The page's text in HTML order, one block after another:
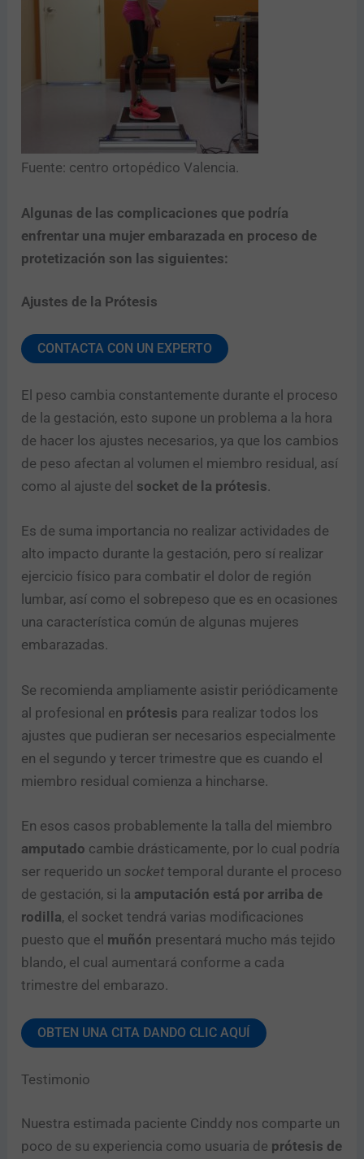
Fuente: centro ortopédico Valencia.
Algunas de las complicaciones que podría
enfrentar una mujer embarazada en proceso de
protetización son las siguientes:
Ajustes de la Prótesis
CONTACTA CON UN EXPERTO
El peso cambia constantemente durante el proceso
de la gestación, esto supone un problema a la hora
de hacer los ajustes necesarios, ya que los cambios
de peso afectan al volumen el miembro residual, así
como al ajuste del socket de la prótesis.
Es de suma importancia no realizar actividades de
alto impacto durante la gestación, pero sí realizar
ejercicio físico para combatir el dolor de región
lumbar, así como el sobrepeso que es en ocasiones
una característica común de algunas mujeres
embarazadas.
Se recomienda ampliamente asistir periódicamente
al profesional en prótesis para realizar todos los
ajustes que pudieran ser necesarios especialmente
en el segundo y tercer trimestre que es cuando el
miembro residual comienza a hincharse.
En esos casos probablemente la talla del miembro
amputado cambie drásticamente, por lo cual podría
ser requerido un socket temporal durante el proceso
de gestación, si la amputación está por arriba de
rodilla, el socket tendrá varias modificaciones
puesto que el muñón presentará mucho más tejido
blando, el cual aumentará conforme a cada
trimestre del embarazo.
OBTEN UNA CITA DANDO CLIC AQUÍ
Testimonio
Nuestra estimada paciente Cinddy nos comparte un
poco de su experiencia como usuaria de prótesis de